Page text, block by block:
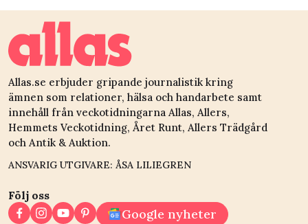
Allas.se erbjuder gripande journalistik kring
ämnen som relationer, hälsa och handarbete samt
innehåll från veckotidningarna Allas, Allers,
Hemmets Veckotidning, Året Runt, Allers Trädgård
och Antik & Auktion.
ANSVARIG UTGIVARE: ÅSA LILIEGREN
Följ oss
Google nyheter